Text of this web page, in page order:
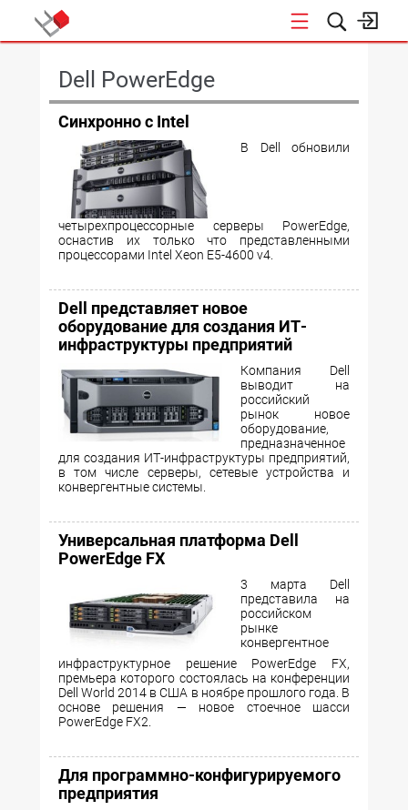
Dell PowerEdge
Синхронно c Intel
В Dell обновили
четырехпроцессорные серверы PowerEdge,
оснастив их только что представленными
процессорами Intel Xeon E5-4600 v4.
Dell представляет новое
оборудование для создания ИТ-
инфраструктуры предприятий
Компания Dell
выводит на
российский
рынок новое
оборудование,
предназначенное
для создания ИТ-инфраструктуры предприятий,
в том числе серверы, сетевые устройства и
конвергентные системы.
Универсальная платформа Dell
PowerEdge FX
3 марта Dell
представила на
российском
рынке
конвергентное
инфраструктурное решение PowerEdge FX,
премьера которого состоялась на конференции
Dell World 2014 в США в ноябре прошлого года. В
основе решения — новое стоечное шасси
PowerEdge FX2.
Для программно-конфигурируемого
предприятия